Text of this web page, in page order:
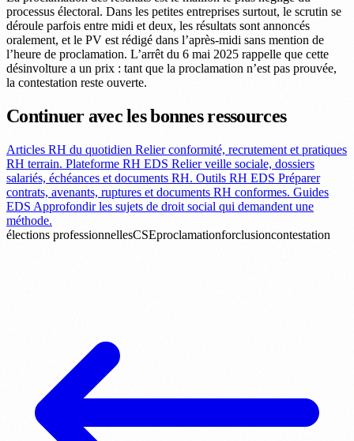
processus électoral. Dans les petites entreprises surtout, le scrutin se
déroule parfois entre midi et deux, les résultats sont annoncés
oralement, et le PV est rédigé dans l’après-midi sans mention de
l’heure de proclamation. L’arrêt du 6 mai 2025 rappelle que cette
désinvolture a un prix : tant que la proclamation n’est pas prouvée,
la contestation reste ouverte.
Continuer avec les bonnes ressources
Articles RH du quotidien Relier conformité, recrutement et pratiques
RH terrain. Plateforme RH EDS Relier veille sociale, dossiers
salariés, échéances et documents RH. Outils RH EDS Préparer
contrats, avenants, ruptures et documents RH conformes. Guides
EDS Approfondir les sujets de droit social qui demandent une
méthode.
élections professionnellesCSEproclamationforclusioncontestation